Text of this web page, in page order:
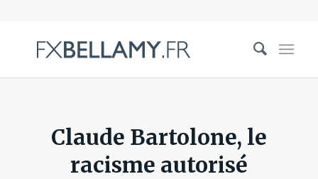
Claude Bartolone, le
racisme autorisé